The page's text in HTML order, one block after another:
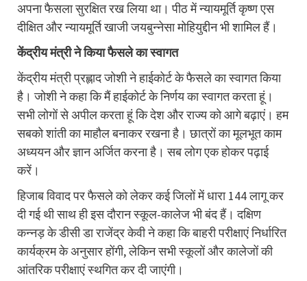
अपना फैसला सुरक्षित रख लिया था। पीठ में न्यायमूर्ति कृष्ण एस
दीक्षित और न्यायमूर्ति खाजी जयबुन्नेसा मोहियुद्दीन भी शामिल हैं।
केंद्रीय मंत्री ने किया फैसले का स्वागत
केंद्रीय मंत्री प्रह्लाद जोशी ने हाईकोर्ट के फैसले का स्वागत किया
है। जोशी ने कहा कि मैं हाईकोर्ट के निर्णय का स्वागत करता हूं।
सभी लोगों से अपील करता हूं कि देश और राज्य को आगे बढ़ाएं। हम
सबको शांती का माहौल बनाकर रखना है। छात्रों का मूलभूत काम
अध्ययन और ज्ञान अर्जित करना है। सब लोग एक होकर पढ़ाई
करें।
हिजाब विवाद पर फैसले को लेकर कई जिलों में धारा 144 लागू कर
दी गई थी साथ ही इस दौरान स्कूल-कालेज भी बंद हैं। दक्षिण
कन्नड़ के डीसी डा राजेंद्र केवी ने कहा कि बाहरी परीक्षाएं निर्धारित
कार्यक्रम के अनुसार होंगी, लेकिन सभी स्कूलों और कालेजों की
आंतरिक परीक्षाएं स्थगित कर दी जाएंगी।